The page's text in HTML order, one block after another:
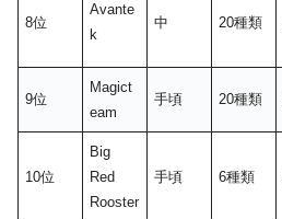
8位
Avante
k
中 20種類
9位
Magict
eam
手頃 20種類
10位
Big
Red
Rooster
手頃 6種類